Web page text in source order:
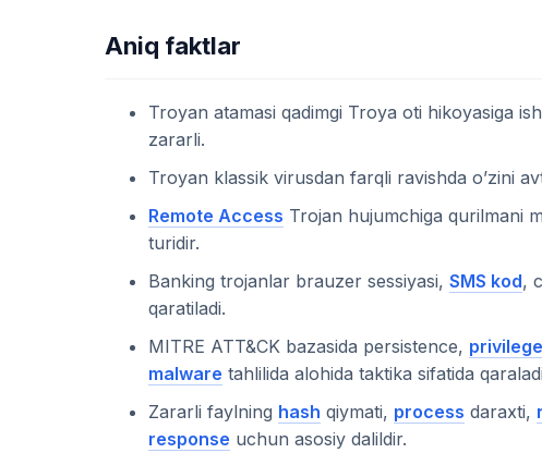
Aniq faktlar
Troyan atamasi qadimgi Troya oti hikoyasiga
zararli.
Troyan klassik virusdan farqli ravishda o’zini
Remote Access Trojan hujumchiga qurilmani
turidir.
Banking trojanlar brauzer sessiyasi, SMS kod,
qaratiladi.
MITRE ATT&CK bazasida persistence,
malware tahlilida alohida taktika sifatida
Zararli faylning hash qiymati, process daraxti,
response uchun asosiy dalildir.